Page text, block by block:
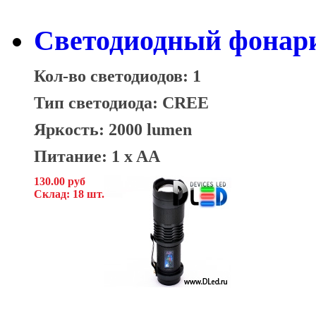
Светодиодный
Кол-во светодиодов: 1
Тип светодиода: CREE
Яркость: 2000 lumen
Питание: 1 x AA
130.00 руб
Склад: 18 шт.